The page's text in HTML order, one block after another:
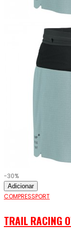
-30%
Adicionar
COMPRESSPORT
TRAIL RACING